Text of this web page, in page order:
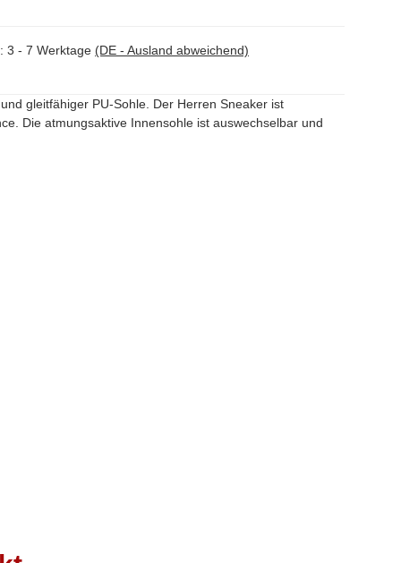
3 - 7 Werktage (DE - Ausland abweichend)
gleitfähiger PU-Sohle. Der Herren Sneaker ist
Die atmungsaktive Innensohle ist auswechselbar und